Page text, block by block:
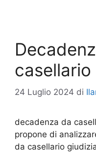
24 Luglio 2024 di
decadenza da
propone di
da casellario